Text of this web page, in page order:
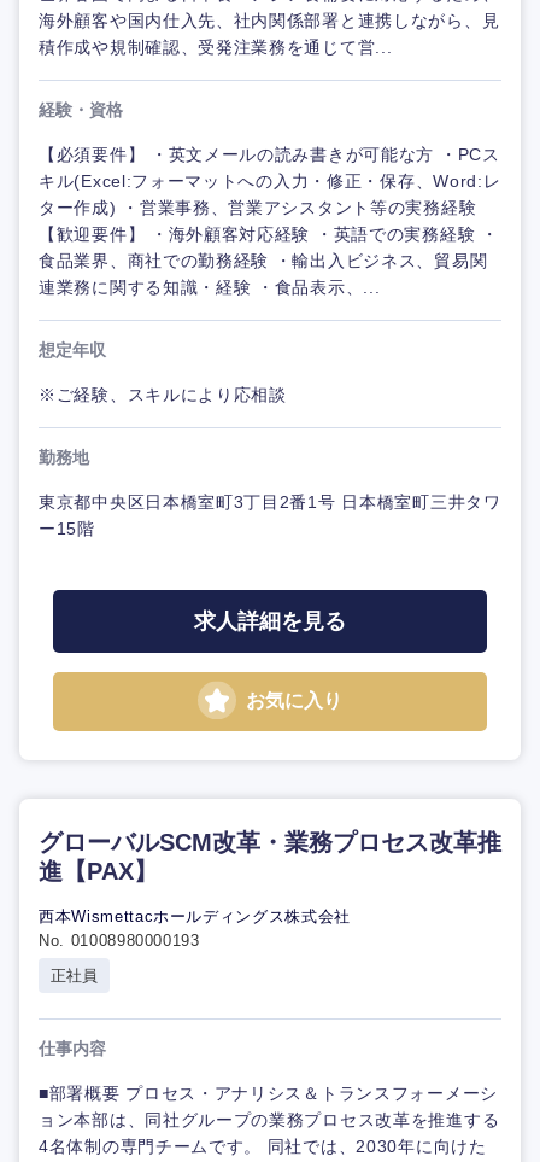
海外顧客や国内仕入先、社内関係部署と連携しながら、見
積作成や規制確認、受発注業務を通じて営...
経験・資格
【必須要件】 ・英文メールの読み書きが可能な方 ・PCス
キル(Excel:フォーマットへの入力・修正・保存、Word:レ
ター作成) ・営業事務、営業アシスタント等の実務経験
【歓迎要件】 ・海外顧客対応経験 ・英語での実務経験 ・
食品業界、商社での勤務経験 ・輸出入ビジネス、貿易関
連業務に関する知識・経験 ・食品表示、...
想定年収
※ご経験、スキルにより応相談
勤務地
東京都中央区日本橋室町3丁目2番1号 日本橋室町三井タワ
ー15階
求人詳細を見る
お気に入り
グローバルSCM改革・業務プロセス改革推
進【PAX】
西本Wismettacホールディングス株式会社
No. 01008980000193
正社員
仕事内容
■部署概要 プロセス・アナリシス＆トランスフォーメーシ
ョン本部は、同社グループの業務プロセス改革を推進する
4名体制の専門チームです。 同社では、2030年に向けた